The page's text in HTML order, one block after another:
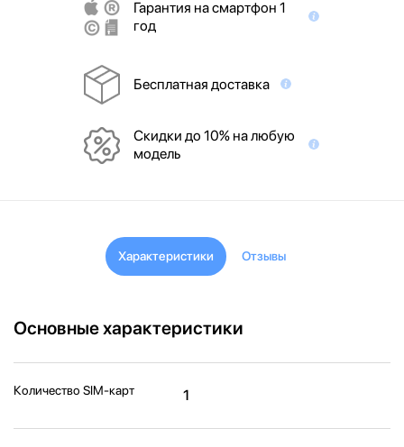
Гарантия на смартфон 1
год
Бесплатная доставка
Скидки до 10% на любую
модель
Характеристики Отзывы
Основные характеристики
Количество SIM-карт 1